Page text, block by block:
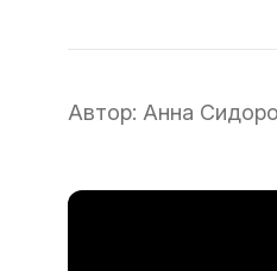
Автор: Анна